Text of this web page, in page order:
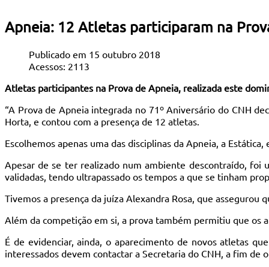
Apneia: 12 Atletas participaram na
Publicado em 15 outubro 2018
Acessos: 2113
Atletas participantes na Prova de Apneia, realizada este
“A Prova de Apneia integrada no 71º Aniversário do CNH
Horta, e contou com a presença de 12 atletas.
Escolhemos apenas uma das disciplinas da Apneia, a
Apesar de se ter realizado num ambiente descontraído, foi
validadas, tendo ultrapassado os tempos a que se tinham
Tivemos a presença da juíza Alexandra Rosa, que
Além da competição em si, a prova também permitiu que os
É de evidenciar, ainda, o aparecimento de novos atletas
interessados devem contactar a Secretaria do CNH, a fim de